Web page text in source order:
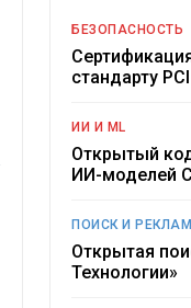
БЕЗОПАСНОСТЬ
стандарту
ИИ И ML
Открытый
ИИ-моделей
ПОИСК И
Открытая
Технологии»